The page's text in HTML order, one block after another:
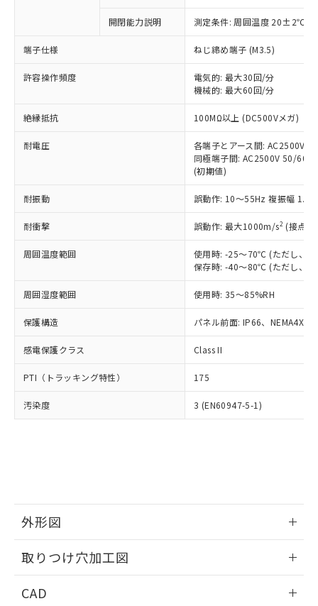
開閉能力説明 測定条件: 周囲温度 20±2℃、
端子仕様 ねじ締め端子 (M3.5)
許容操作頻度
電気的: 最大30回/分
機械的: 最大60回/分
絶縁抵抗 100MΩ以上 (DC500Vメガ)
耐電圧
各端子とアース間: AC2500V
同極端子間: AC2500V 50/
(初期値)
耐振動 誤動作: 10～55Hz 複振幅
耐衝撃 誤動作: 最大1000m/s2 (接点
周囲温度範囲
使用時: -25～70℃ (ただし、氷
保存時: -40～80℃ (ただし、氷
周囲湿度範囲 使用時: 35～85%RH
保護構造 パネル前面: IP66、NEMA4X,
感電保護クラス Class II
PTI（トラッキング特性） 175
汚染度 3 (EN60947-5-1)
外形図
取りつけ穴加工図
CAD
以下の条件をお読みいただき、同意のうえ
本サービスは、当社制御機器事業取扱
商品の当社在庫状況および標準価格
(税抜)を提供させていただくもので
当社制御機器事業取扱商品の中には、
本サービスの対象外となる商品もある
ことをご了承ください。
在庫状況および標準価格照会結果は、
記載している更新日時点での社内デー
タに基づき作成されるものであり、閲
覧された時点での実際の在庫および標
準価格とは異なる場合があることをご
正式な納期状況および標準価格はお客
様のお取引先、またはお客様担当のオ
ムロン制御機器販売店・当社販売員に
オムロン制御機器販売店や当社販売拠
販売ネットワーク
」をご確認
ください。
在庫状況および標準価格結果を当社の
事前の承諾なく第三者に漏洩または開
示しないようお願いします。
マイパーツ機能（部品リスト作成サー
および当社の共同利用者が、当社の製
※当社の共同利用者とは、
の共同利用に関して"
の「1.共同利
対応予定なし：EU RoHS指令（10物質）の
定はありません。
調査・確認中：EU RoHS指令（10物質）の
非含有の対応状況を調査中または確認中の
非該当品：ライセンス料など無形物で、有
害物質有無と関係のない商品です。
仕入先様の事情により、非含有部品として
いたものが、含有品と判明した場合などや
むを得ず変更することがあります。
鉛(Pb) 1000ppm以下、 水銀(Hg) 1000ppm以下、 カド
六価クロム(Cr(Ⅵ)) 1000ppm以下、ポリ臭化ビフェニル
類(PBB) 1000ppm以下、ポリ臭化ジフェニルエーテル類
(PBDE) 1000ppm以下、フタル酸ビス(2-エチルヘキシ
ル) (DEHP)(別名：DOP) 1000ppm以下、フタル酸ブチ
ルベンジル（BBP） 1000ppm以下、フタル酸ジブチル
（DBP） 1000ppm以下、フタル酸ジイソブチル
(DIBP) 1000ppm以下
但し、RoHS指令で産業用監視および制御機器に対する
フタル酸エステル類の４物質については閾値を超える意
図的な使用がないことを確認しています。
※2 対応予定月
部品在庫の切り替え状況などにより、予定
月が前後することがあります。
とができます。
EU RoHS指令（10物質）の非含有証明書
※1 中国RoHS○×表
「○」：最大均質材料含有率が中国RoHSの
基準値以下であることを示します。
「×」：最大均質材料含有率が中国RoHSの
基準値を超えていることを示します。
「－」：未確認です。当社販売部門へお問
Cr(Ⅵ)(六価クロム) : 1000ppm、 PBBs(ポリ臭化ビフェ
ニル類) : 1000ppm、 PBDEs(ポリ臭化ジフェニルエーテ
ル類) : 1000ppm、
DBP(フタル酸ジブチル) : 1000ppm、 DIBP(フタル酸ジ
イソブチル) : 1000ppm、 BBP(フタル酸ブチルベンジ
ル) : 1000ppm、
※2 環境保護使用期限
「ｅ」：有害物質（10物質）のすべてが基
準値以下であることを示します。
「10」：通常の使用状況下において有害物
質が外部に漏えいし、環境に深刻な影響を
当社は、これら貴社製品のうち、外国
為替および外国貿易法に定める商品
（以下｢規制貨物等」という）を輸出
または国外への提供する場合は、日本
国政府の輸出許可(または役務取引許
可)を取得するなどの必要な手続きを
当社は規制貨物を破棄する場合は、完
全に破砕するなど、違法に輸出されな
いよう必要な手段を講じます。
当社は貴社製品を、核兵器、ミサイ
ル、化学兵器、生物兵器またはその他
武器並びにこれらの製造装置等に一切
使用いたしません。
当社は、貴社製品を第三者に販売する
場合は、上記1、2および3の内容を当
該第三者に通知します。また当社は、
販売先および販売に係わる関係者が違
法に輸出するおそれがある場合は、取
○ 一定数以上の在庫あり
一定数には満たないが在庫あり
在庫なし(最新の在庫状況につ
いては、お客様のお取引先、ま
たはお客様担当のオムロン制御
機器販売店・当社販売員にご確
認ください)
受注生産機種、また在庫状況の